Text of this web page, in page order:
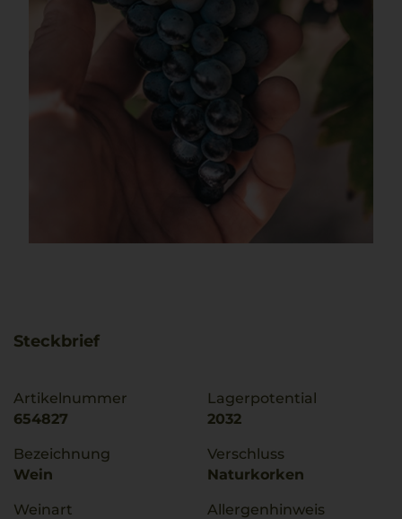
Steckbrief
Artikelnummer
654827
Bezeichnung
Wein
Weinart
Lagerpotential
2032
Verschluss
Naturkorken
Allergenhinweis